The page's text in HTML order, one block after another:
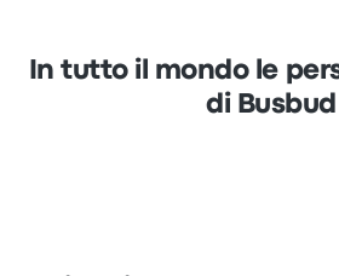
In tutto il mondo le
di Busbud